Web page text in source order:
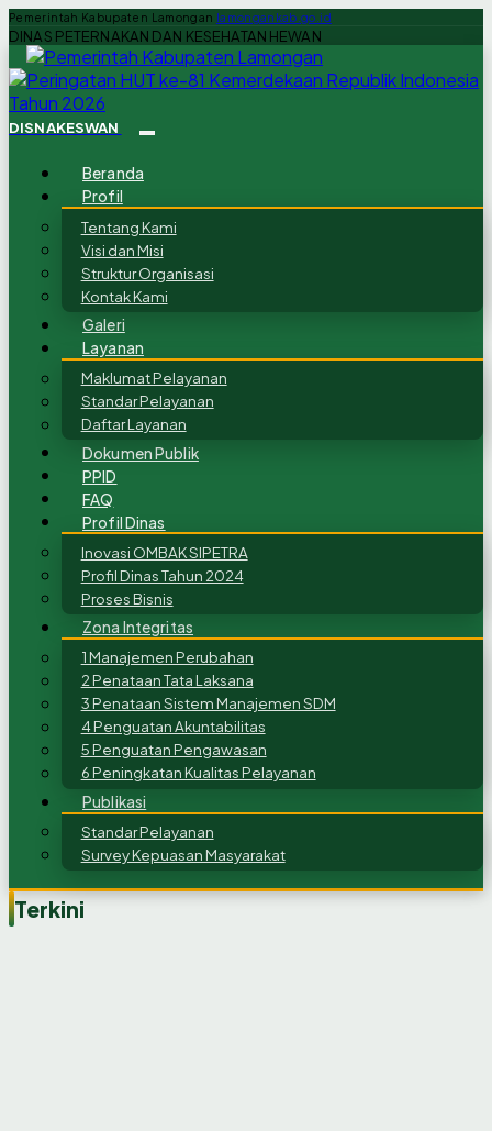
Pemerintah Kabupaten Lamongan lamongankab.go.id
DINAS PETERNAKAN DAN KESEHATAN HEWAN
DISNAKESWAN
Beranda
Profil
Tentang Kami
Visi dan Misi
Struktur Organisasi
Kontak Kami
Galeri
Layanan
Maklumat Pelayanan
Standar Pelayanan
Daftar Layanan
Dokumen Publik
PPID
FAQ
Profil Dinas
Inovasi OMBAK SIPETRA
Profil Dinas Tahun 2024
Proses Bisnis
Zona Integritas
1 Manajemen Perubahan
2 Penataan Tata Laksana
3 Penataan Sistem Manajemen SDM
4 Penguatan Akuntabilitas
5 Penguatan Pengawasan
6 Peningkatan Kualitas Pelayanan
Publikasi
Standar Pelayanan
Survey Kepuasan Masyarakat
Terkini